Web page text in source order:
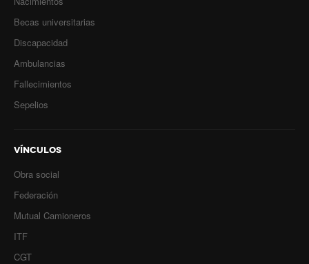
Becas universitarias
Discapacidad
Ambulancias
Fallecimientos
Sepelios
VÍNCULOS
Obra social
Federación
Mutual Camioneros
ITF
CGT